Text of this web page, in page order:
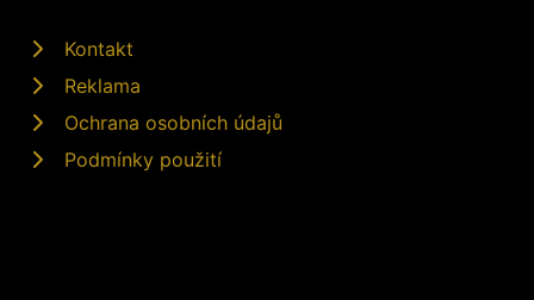
Kontakt
Reklama
Ochrana osobních údajů
Podmínky použití